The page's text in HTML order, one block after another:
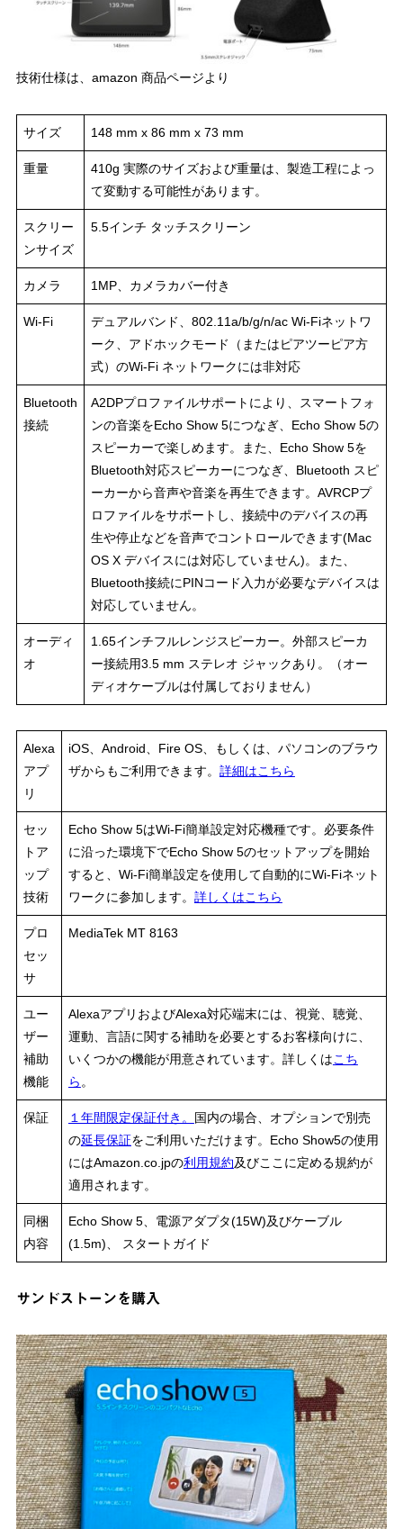
技術仕様は、amazon 商品ページより
サイズ 148 mm x 86 mm x 73 mm
重量
410g 実際のサイズおよび重量は、製造工程によっ
て変動する可能性があります。
スクリー
ンサイズ
5.5インチ タッチスクリーン
カメラ 1MP、カメラカバー付き
Wi-Fi
デュアルバンド、802.11a/b/g/n/ac Wi-Fiネットワ
ーク、アドホックモード（またはピアツーピア方
式）のWi-Fi ネットワークには非対応
Bluetooth
接続
A2DPプロファイルサポートにより、スマートフォ
ンの音楽をEcho Show 5につなぎ、Echo Show 5の
スピーカーで楽しめます。また、Echo Show 5を
Bluetooth対応スピーカーにつなぎ、Bluetooth スピ
ーカーから音声や音楽を再生できます。AVRCPプ
ロファイルをサポートし、接続中のデバイスの再
生や停止などを音声でコントロールできます(Mac
OS X デバイスには対応していません)。また、
Bluetooth接続にPINコード入力が必要なデバイスは
対応していません。
オーディ
オ
1.65インチフルレンジスピーカー。外部スピーカ
ー接続用3.5 mm ステレオ ジャックあり。（オー
ディオケーブルは付属しておりません）
Alexa
アプ
リ
iOS、Android、Fire OS、もしくは、パソコンのブラウ
ザからもご利用できます。 詳細はこちら
セッ
トア
ップ
技術
Echo Show 5はWi-Fi簡単設定対応機種です。必要条件
に沿った環境下でEcho Show 5のセットアップを開始
すると、Wi-Fi簡単設定を使用して自動的にWi-Fiネット
ワークに参加します。 詳しくはこちら
プロ
セッ
サ
MediaTek MT 8163
ユー
ザー
補助
機能
AlexaアプリおよびAlexa対応端末には、視覚、聴覚、
運動、言語に関する補助を必要とするお客様向けに、
いくつかの機能が用意されています。詳しくはこち
ら。
保証 １年間限定保証付き。 国内の場合、オプションで別売
の延長保証をご利用いただけます。Echo Show5の使用
にはAmazon.co.jpの利用規約及びここに定める規約が
適用されます。
同梱
内容
Echo Show 5、電源アダプタ(15W)及びケーブル
(1.5m)、 スタートガイド
サンドストーンを購入